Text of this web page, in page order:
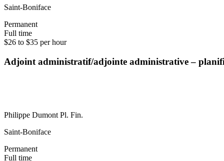
Saint-Boniface
Permanent
Full time
$26 to $35 per hour
Adjoint administratif/adjointe administrative –
Philippe Dumont Pl. Fin.
Saint-Boniface
Permanent
Full time